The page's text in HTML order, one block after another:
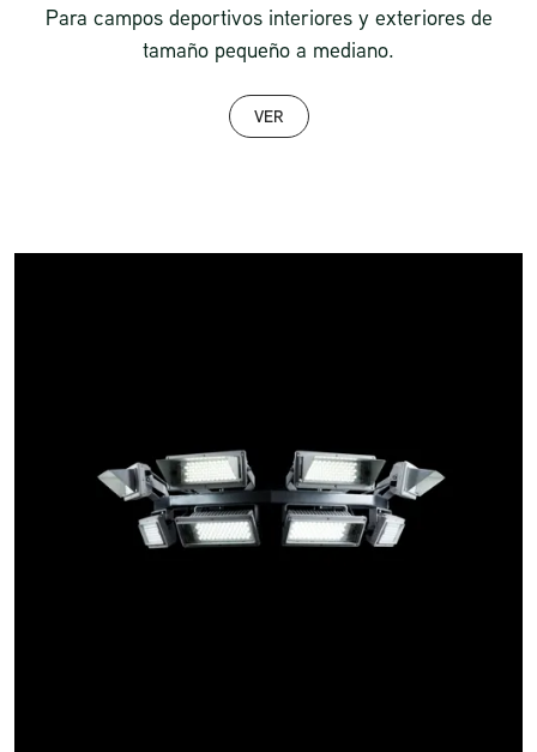
Para campos deportivos interiores y exteriores de
tamaño pequeño a mediano.
VER